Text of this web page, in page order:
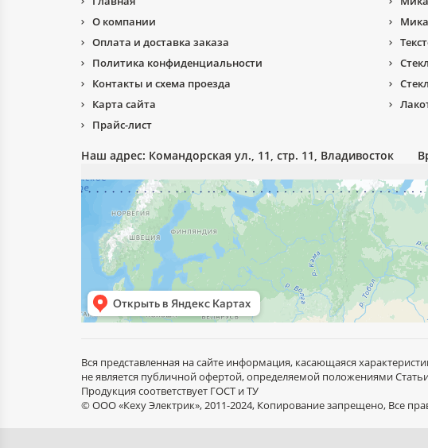
О компании
Оплата и доставка заказа
Политика конфиденциальности
Контакты и схема проезда
Карта сайта
Прайс-лист
Наш адрес: Командорская ул., 11, стр. 11, Владивосток
Вся представленная на сайте информация, касающаяся
не является публичной офертой, определяемой положениями
Продукция соответствует ГОСТ и ТУ
© ООО «Кеху Электрик», 2011-2024, Копирование запрещено, Все